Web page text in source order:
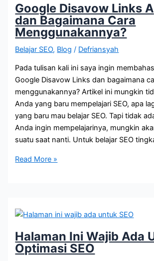
Google Disavow Links
dan Bagaimana Cara
Menggunakannya?
Belajar SEO, Blog / Defriansyah
Pada tulisan kali ini saya ingin
Google Disavow Links dan bagaimana
menggunakannya? Artikel ini mungkin
Anda yang baru mempelajari SEO, apa
yang baru mau belajar SEO. Tapi tidak
Anda ingin mempelajarinya, mungkin
suatu saat nanti. Untuk belajar SEO
Google
Itu
dan
Bagaimana
Cara
Menggunakannya?
Read More »
Halaman Ini Wajib Ada
Optimasi SEO